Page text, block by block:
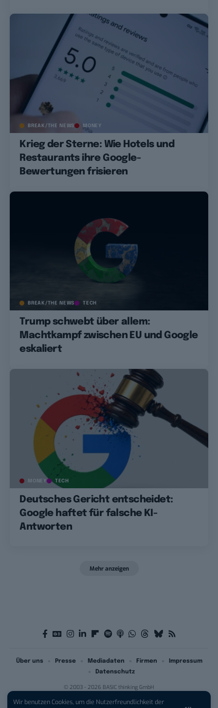
Wir benutzen Cookies, um die Nutzerfreundlichkeit der
BREAK/THE NEWS MONEY
Krieg der Sterne: Wie Hotels und
Restaurants ihre Google-
Bewertungen frisieren
BREAK/THE NEWS TECH
Trump schwebt über allem:
Machtkampf zwischen EU und Google
eskaliert
MONEY TECH
Deutsches Gericht entscheidet:
Google haftet für falsche KI-
Antworten
Mehr anzeigen
© 2003 - 2026 BASIC thinking GmbH
Über uns Presse Mediadaten Firmen
Impressum
Datenschutz